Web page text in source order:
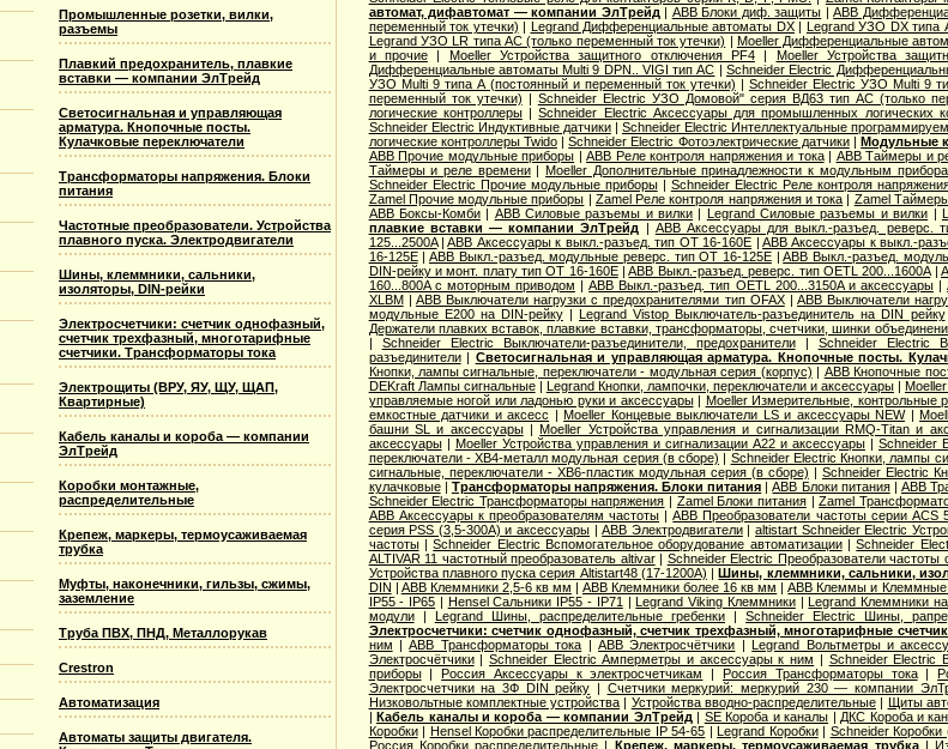
Промышленные розетки, вилки,
разъемы
Плавкий предохранитель, плавкие
вставки — компании ЭлТрейд
Светосигнальная и управляющая
арматура. Кнопочные посты.
Кулачковые переключатели
Трансформаторы напряжения. Блоки
питания
Частотные преобразователи. Устройства
плавного пуска. Электродвигатели
Шины, клеммники, сальники,
изоляторы, DIN-рейки
Электросчетчики: счетчик однофазный,
счетчик трехфазный, многотарифные
счетчики. Трансформаторы тока
Электрощиты (ВРУ, ЯУ, ЩУ, ЩАП,
Квартирные)
Кабель каналы и короба — компании
ЭлТрейд
Коробки монтажные,
распределительные
Крепеж, маркеры, термоусаживаемая
трубка
Муфты, наконечники, гильзы, сжимы,
заземление
Труба ПВХ, ПНД, Металлорукав
Crestron
Автоматизация
Автоматы защиты двигателя.
автомат, дифавтомат — компании ЭлТрейд | ABB Блоки диф. защиты |ABB
переменный ток утечки) | Legrand Дифференциальные автоматы DX| Legrand УЗО DX типа
Legrand УЗО LR типа АС (только переменный ток утечки) | Moeller Дифференциальные
и прочие| Moeller Устройства защитного отключения PF4| Moeller Устройства
Дифференциальные автоматы Multi 9 DPN.. VIGI тип AС | Schneider Electric
УЗО Multi 9 типа А (постоянный и переменный ток утечки) | Schneider Electric УЗО Multi 9
переменный ток утечки) | Schneider Electric УЗО Домовой" серия ВД63 тип АС (только
логические контроллеры|Schneider Electric Аксессуары для промышленных логических
Schneider Electric Индуктивные датчики|Schneider Electric Интеллектуальные
логические контроллеры Twido|Schneider Electric Фотоэлектрические датчики|Модульные
ABB Прочие модульные приборы |ABB Реле контроля напряжения и тока| ABB Таймеры и
Таймеры и реле времени|Moeller Дополнительные принадлежности к модульным
Schneider Electric Прочие модульные приборы| Schneider Electric Реле контроля
Zamel Прочие модульные приборы | Zamel Реле контроля напряжения и тока | Zamel
ABB Боксы-Комби| ABB Силовые разъемы и вилки | Legrand Cиловые разъемы и вилки |
плавкие вставки — компании ЭлТрейд
| ABB Аксессуары для выкл.-разъед. реверс.
125...2500A|ABB Аксессуары к выкл.-разъед. тип OT 16-160E |ABB Аксессуары к выкл.-
16-125E| ABB Выкл.-разъед. модульные реверс. тип OT 16-125E|ABB Выкл.-разъед.
DIN-рейку и монт. плату тип OT 16-160E|ABB Выкл.-разъед. реверс. тип OETL 200...1600A|
160...800A с моторным приводом |ABB Выкл.-разъед. тип OETL 200...3150A и аксессуары|
XLBM| ABB Выключатели нагрузки с предохранителями тип OFAX|ABB Выключатели
модульные E200 на DIN-рейку|Legrand Vistop Выключатель-разъединитель на DIN рейку
Держатели плавких вставок, плавкие вставки, трансформаторы, счетчики, шинки
| Schneider Electric Выключатели-разъединители, предохранители| Schneider Electric
разъединители| Светосигнальная и управляющая арматура. Кнопочные посты.
Кнопки, лампы сигнальные, переключатели - модульная серия (корпус) | ABB Кнопочные
DEKraft Лампы сигнальные| Legrand Кнопки, лампочки, переключатели и аксессуары|
управляемые ногой или ладонью руки и аксессуары| Moeller Измерительные, контрольные
емкостные датчики и аксесс |Moeller Концевые выключатели LS и аксессуары NEW|
башни SL и аксессуары|Moeller Устройства управления и сигнализации RMQ-Titan и
аксессуары| Moeller Устройства управления и сигнализации А22 и аксессуары|Schneider
переключатели - XB4-металл модульная серия (в сборе) | Schneider Electric Кнопки, лампы
сигнальные, переключатели - XB6-пластик модульная серия (в сборе) | Schneider Electric
кулачковые| Трансформаторы напряжения. Блоки питания |ABB Блоки питания| ABB
Schneider Electric Трансформаторы напряжения | Zamel Блоки питания|Zamel
ABB Аксессуары к преобразователям частоты |ABB Преобразователи частоты серии ACS
серия PSS (3,5-300А) и аксессуары |ABB Электродвигатели|altistart Schneider Electric
частоты|Schneider Electric Вспомогательное оборудование автоматизации|Schneider
ALTIVAR 11 частотный преобразователь altivar| Schneider Electric Преобразователи частоты
Устройства плавного пуска серия Altistart48 (17-1200А) |Шины, клеммники, сальники,
DIN | ABB Клеммники 2,5-6 кв мм |ABB Клеммники более 16 кв мм |ABB Клеммы и Клеммные
IP55 - IP65 | Hensel Сальники IP55 - IP71 |Legrand Viking Клеммники|Legrand Клеммники
модули| Legrand Шины, распределительные гребенки |Schneider Electric Шины,
Электросчетчики: счетчик однофазный, счетчик трехфазный, многотарифные
ним |ABB Трансформаторы тока |ABB Электросчётчики |Legrand Вольтметры и
Электросчётчики| Schneider Electric Амперметры и аксессуары к ним | Schneider Electric
приборы|Россия Аксессуары к электросчетчикам |Россия Трансформаторы тока|
Электросчетчики на 3Ф DIN рейку | Счетчики меркурий: меркурий 230 — компании
Низковольтные комплектные устройства | Устройства вводно-распределительные| Щиты
|Кабель каналы и короба — компании ЭлТрейд | SE Короба и каналы | ДКС Короба и
Коробки| Hensel Коробки распределительные IP 54-65 |Legrand Коробки| Schneider Коробки
Россия Коробки распределительные | Крепеж, маркеры, термоусаживаемая трубка|